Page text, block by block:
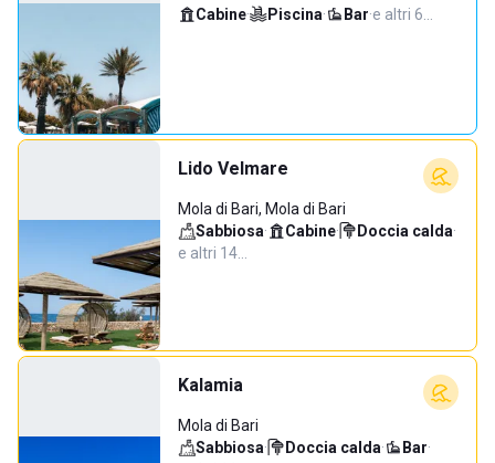
Cabine· Piscina· Bar·e altri 6…
Lido Velmare
Mola di Bari, Mola di Bari
Sabbiosa· Cabine· Doccia calda·
e altri 14…
Kalamia
Mola di Bari
Sabbiosa· Doccia calda· Bar·